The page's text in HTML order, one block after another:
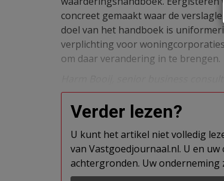
concreet gemaakt waar de
doel van het handboek is
verplichting voor
om daar verandering in te brengen.
Verder lezen?
U kunt het artikel niet volledig
van Vastgoedjournaal.nl. U en
achtergronden. Uw